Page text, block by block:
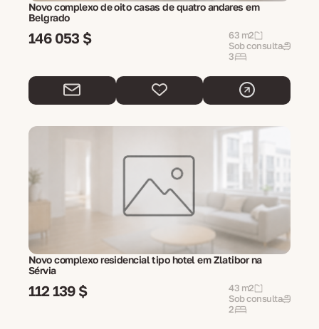
Novo complexo de oito casas de quatro andares em
Belgrado
146 053 $
63 m2
Sob consulta
3
Novo complexo residencial tipo hotel em Zlatibor na
Sérvia
112 139 $
43 m2
Sob consulta
2